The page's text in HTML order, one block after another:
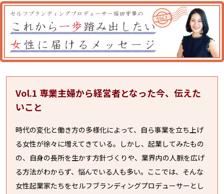
Vol.1 専業主婦から経営者となった今、伝えた
いこと
時代の変化と働き方の多様化によって、自ら事業を立ち上げ
る女性が徐々に増えてきている。しかし、起業してみたもの
の、自身の長所を生かす方針づくりや、業界内の人脈を広げ
る方法がわからず、悩んでいる人も多い。ここでは、そんな
女性起業家たちをセルフブランディングプロデューサーとし